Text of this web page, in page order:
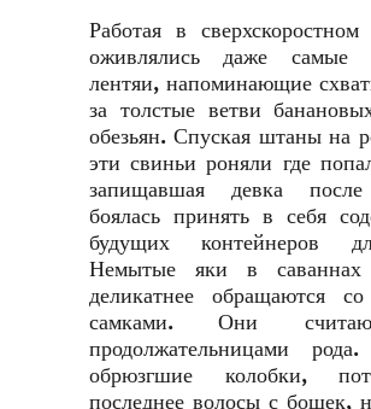
Работая в
оживлялись даже самые
лентяи, напоминающие
за толстые ветви
обезьян. Спуская штаны на
эти свиньи роняли где
запищавшая девка
боялась принять в себя
будущих контейнеров
Немытые яки в саваннах
деликатнее обращаются
самками. Они
продолжательницами
обрюзгшие колобки,
последнее волосы с бошек,